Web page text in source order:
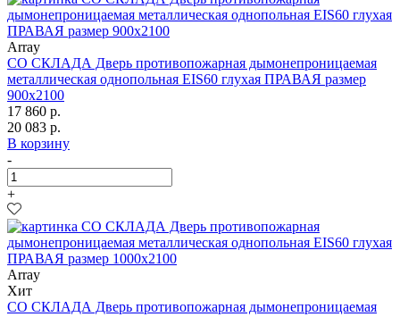
Array
СО СКЛАДА Дверь противопожарная дымонепроницаемая
металлическая однопольная EIS60 глухая ПРАВАЯ размер
900х2100
17 860 р.
20 083 р.
В корзину
-
+
Array
Хит
СО СКЛАДА Дверь противопожарная дымонепроницаемая